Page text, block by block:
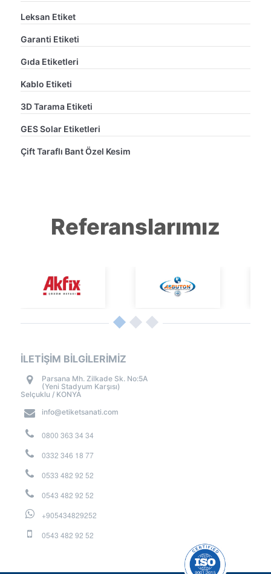
Leksan Etiket
Garanti Etiketi
Gıda Etiketleri
Kablo Etiketi
3D Tarama Etiketi
GES Solar Etiketleri
Çift Taraflı Bant Özel Kesim
Referanslarımız
İLETİŞİM BİLGİLERİMİZ
Parsana Mh. Zilkade Sk. No:5A
(Yeni Stadyum Karşısı)
Selçuklu / KONYA
info@etiketsanati.com
0800 363 34 34
0332 346 18 77
0533 482 92 52
0543 482 92 52
+905434829252
0543 482 92 52